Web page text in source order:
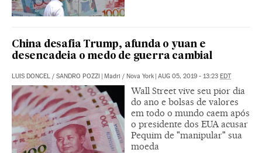
China desafia Trump, afunda o yuan e
desencadeia o medo de guerra cambial
LUIS DONCEL / SANDRO POZZI Madri / Nova York AUG 05, 2019 - 13:23 EDT
Wall Street vive seu pior dia
do ano e bolsas de valores
em todo o mundo caem após
o presidente dos EUA acusar
Pequim de "manipular" sua
moeda